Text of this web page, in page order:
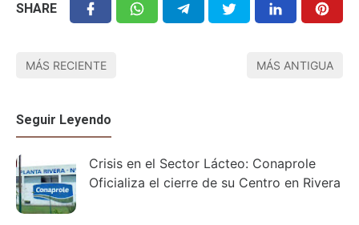
SHARE
MÁS RECIENTE MÁS ANTIGUA
Seguir Leyendo
Crisis en el Sector Lácteo: Conaprole
Oficializa el cierre de su Centro en Rivera